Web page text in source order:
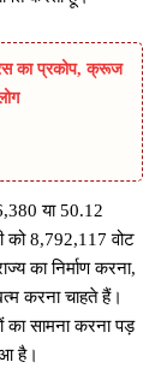
का प्रकोप, क्रूज
या 50.12
को 8,792,117 वोट
का निर्माण करना,
करना चाहते हैं।
सामना करना पड़
है।